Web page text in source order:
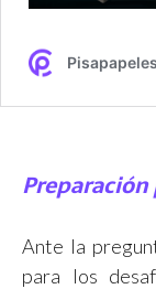
Preparación
Ante la
para los